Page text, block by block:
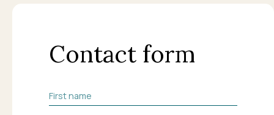
Contact form
First name